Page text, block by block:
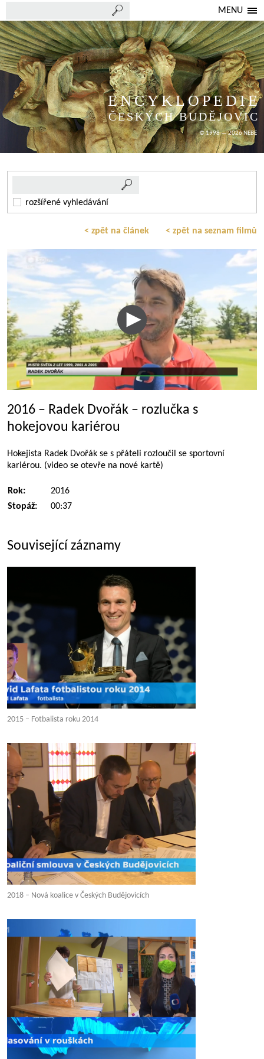
MENU
ENCYKLOPEDIE
ČESKÝCH BUDĚJOVIC
© 1998 — 2026 NEBE
rozšířené vyhledávání
< zpět na článek < zpět na seznam filmů
2016 – Radek Dvořák – rozlučka s
hokejovou kariérou
Hokejista Radek Dvořák se s přáteli rozloučil se sportovní
kariérou. (video se otevře na nové kartě)
Rok:
2016
Stopáž:
00:37
Související záznamy
2015 – Fotbalista roku 2014
2018 – Nová koalice v Českých Budějovicích